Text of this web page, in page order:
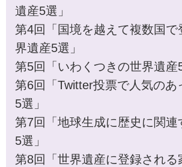
遺産5選」
第4回「国境を越えて複数国で
界遺産5選」
第5回「いわくつきの世界遺産5
第6回「Twitter投票で人気のあ
5選」
第7回「地球生成に歴史に関連
5選」
第8回「世界遺産に登録される